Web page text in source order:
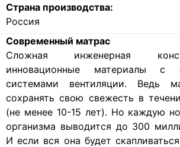
Страна производства:
Россия
Современный матрас
Cложная инженерная
инновационные материалы с
системами вентиляции. Ведь
сохранять свою свежесть в
(не менее 10-15 лет). Но каждую
организма выводится до 300
И если вся она будет